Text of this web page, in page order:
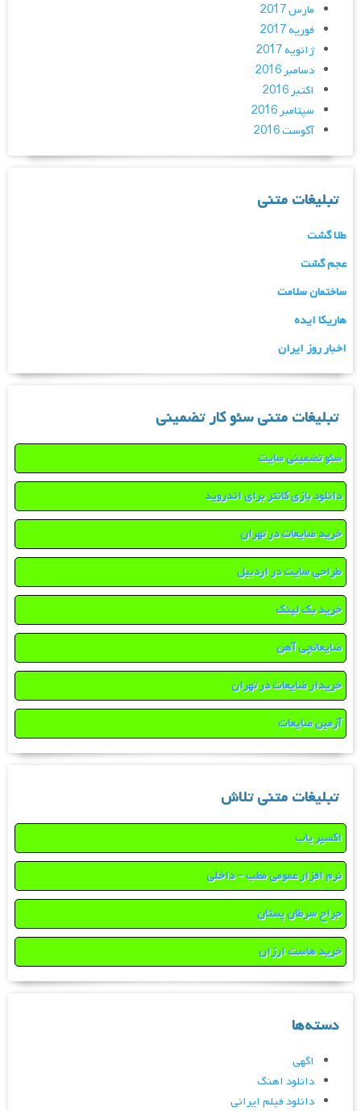
مارس 2017
فوریه 2017
ژانویه 2017
دسامبر 2016
اکتبر 2016
سپتامبر 2016
آگوست 2016
تبلیغات متنی
طلا گشت
عجم گشت
ساختمان سلامت
هاریکا ایده
اخبار روز ایران
تبلیغات متنی سئو کار تضمینی
سئو تضمینی سایت
دانلود بازی کانتر برای اندروید
خرید ضایعات در تهران
طراحی سایت در اردبیل
خرید بک لینک
ضایعاتچی آهن
خریدار ضایعات در تهران
آرمین ضایعات
تبلیغات متنی تلاش
اکسیر یاب
نرم افزار عمومی مطب – داخلی
جراح سرطان پستان
خرید هاست ارزان
دسته‌ها
اگهی
دانلود اهنگ
دانلود فیلم ایرانی